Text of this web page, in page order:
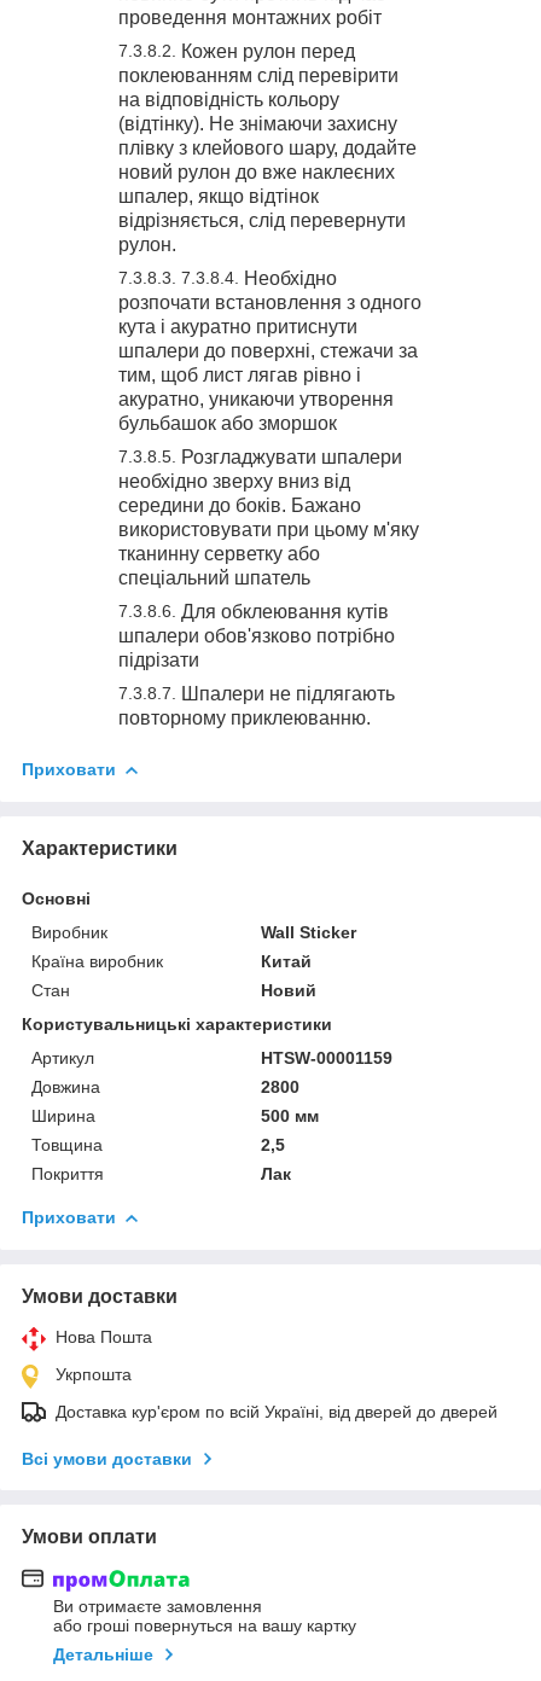
проведення монтажних робіт
Кожен рулон перед
поклеюванням слід перевірити
на відповідність кольору
(відтінку). Не знімаючи захисну
плівку з клейового шару, додайте
новий рулон до вже наклеєних
шпалер, якщо відтінок
відрізняється, слід перевернути
рулон.
Необхідно
розпочати встановлення з одного
кута і акуратно притиснути
шпалери до поверхні, стежачи за
тим, щоб лист лягав рівно і
акуратно, уникаючи утворення
бульбашок або зморшок
Розгладжувати шпалери
необхідно зверху вниз від
середини до боків. Бажано
використовувати при цьому м'яку
тканинну серветку або
спеціальний шпатель
Для обклеювання кутів
шпалери обов'язково потрібно
підрізати
Шпалери не підлягають
повторному приклеюванню.
Приховати
Характеристики
Основні
Виробник
Wall Sticker
Країна виробник
Китай
Стан
Новий
Користувальницькі характеристики
Артикул
HTSW-00001159
Довжина
2800
Ширина
500 мм
Товщина
2,5
Покриття
Лак
Приховати
Умови доставки
Нова Пошта
Укрпошта
Доставка кур'єром по всій Україні, від дверей до дверей
Всі умови доставки
Умови оплати
Ви отримаєте замовлення
або гроші повернуться на вашу картку
Детальніше